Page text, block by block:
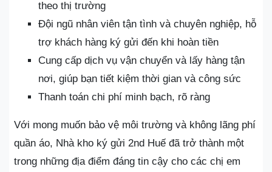
theo thị trường
Đội ngũ nhân viên tận tình và chuyên nghiệp, hỗ
trợ khách hàng ký gửi đến khi hoàn tiền
Cung cấp dịch vụ vận chuyển và lấy hàng tận
nơi, giúp bạn tiết kiệm thời gian và công sức
Thanh toán chi phí minh bạch, rõ ràng
Với mong muốn bảo vệ môi trường và không lãng phí
quần áo, Nhà kho ký gửi 2nd Huế đã trở thành một
trong những địa điểm đáng tin cậy cho các chị em